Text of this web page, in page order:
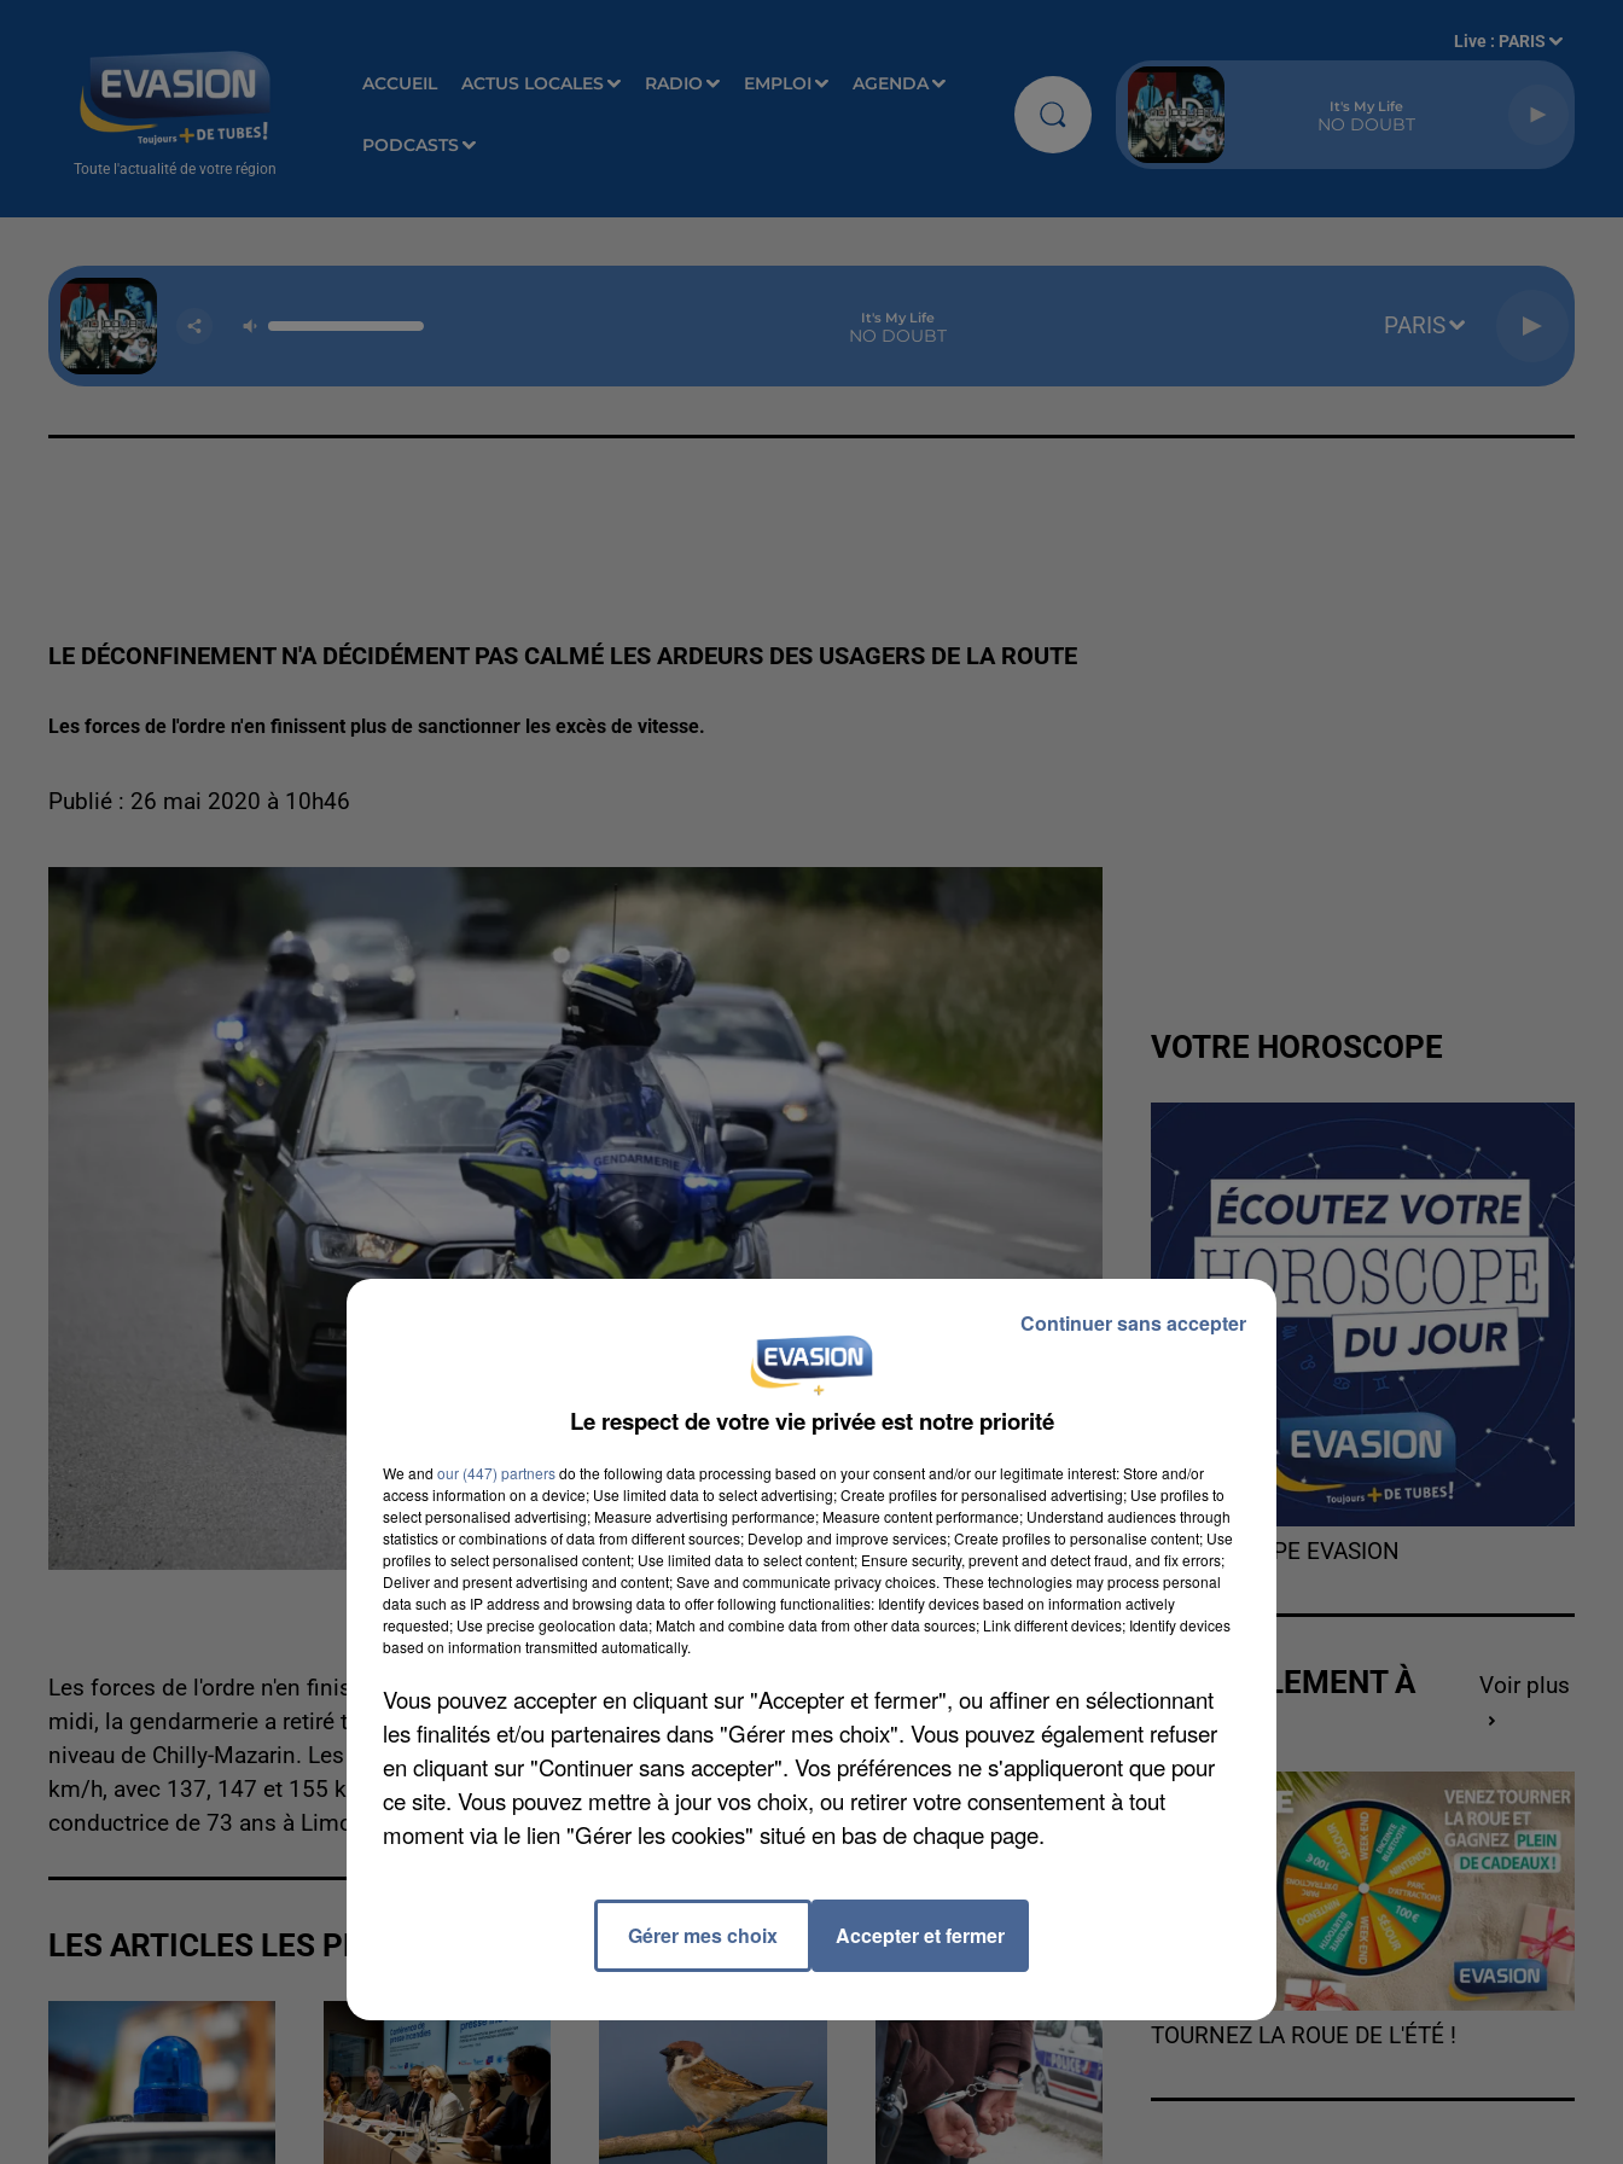
Toute l'actualité de votre région
ACCUEIL ACTUS LOCALES RADIO EMPLOI AGENDA
PODCASTS
Live : PARIS
It's My Life
NO DOUBT
It's My Life
NO DOUBT PARIS
LE DÉCONFINEMENT N'A DÉCIDÉMENT PAS CALMÉ LES ARDEURS DES USAGERS DE LA ROUTE
Les forces de l'ordre n'en finissent plus de sanctionner les excès de vitesse.
Publié : 26 mai 2020 à 10h46
Les forces de l'ordre n'en finissent plus de sanctionner les excès de vitesse. Ainsi, dimanche après-
midi, la gendarmerie a retiré trois permis de conduire en moins d'une heure sur la Nationale 20, au
niveau de Chilly-Mazarin. Les automobilistes avaient largement dépassé la limite autorisée des 90
km/h, avec 137, 147 et 155 km/h au radar ! Tout cela deux jours seulement après le décès d'une
conductrice de 73 ans à Limours.
LES ARTICLES LES PLUS VUS
VOTRE HOROSCOPE
L'HOROSCOPE EVASION
ACTUELLEMENT À
GAGNER
Voir plus
TOURNEZ LA ROUE DE L'ÉTÉ !
Le respect de votre vie privée est notre priorité
We and our (447) partnersdo the following data processing based on your consent and/or our legitimate interest: Store and/or
access information on a device; Use limited data to select advertising; Create profiles for personalised advertising; Use profiles to
select personalised advertising; Measure advertising performance; Measure content performance; Understand audiences through
statistics or combinations of data from different sources; Develop and improve services; Create profiles to personalise content; Use
profiles to select personalised content; Use limited data to select content; Ensure security, prevent and detect fraud, and fix errors;
Deliver and present advertising and content; Save and communicate privacy choices. These technologies may process personal
data such as IP address and browsing data to offer following functionalities: Identify devices based on information actively
requested; Use precise geolocation data; Match and combine data from other data sources; Link different devices; Identify devices
based on information transmitted automatically.
Vous pouvez accepter en cliquant sur "Accepter et fermer", ou affiner en sélectionnant
les finalités et/ou partenaires dans "Gérer mes choix". Vous pouvez également refuser
en cliquant sur "Continuer sans accepter". Vos préférences ne s'appliqueront que pour
ce site. Vous pouvez mettre à jour vos choix, ou retirer votre consentement à tout
moment via le lien "Gérer les cookies" situé en bas de chaque page.
Gérer mes choix Accepter et fermer
Continuer sans accepter